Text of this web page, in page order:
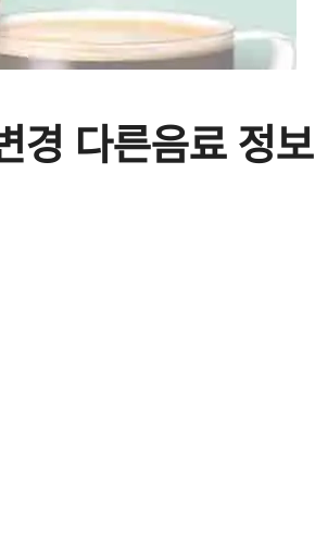
경 다른음료 정보